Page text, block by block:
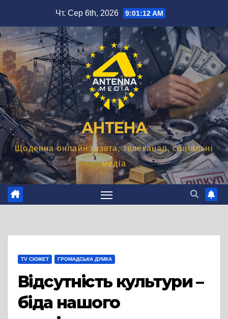
вмісту
Чт. Сер 6th, 2026 9:01:13 AM
АНТЕНА
Щоденна онлайн газета, телеканал, соціальні
медіа
TV СЮЖЕТ ГРОМАДСЬКА ДУМКА
Відсутність культури –
біда нашого